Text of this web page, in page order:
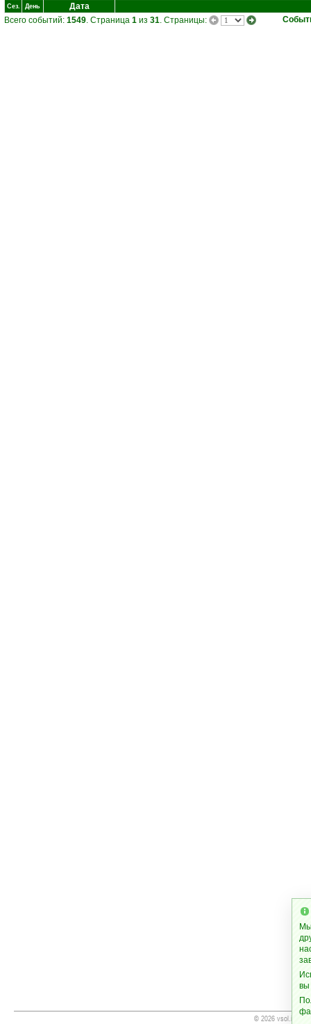
Сез. День
Дата
Всего событий: 1549. Страница 1 из 31. Страницы:
© 2026 vsol.info
вы